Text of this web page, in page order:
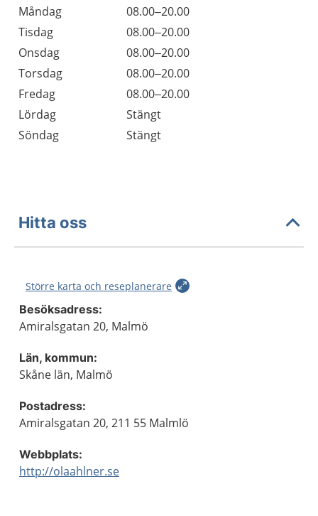
Dag
Öppettider
Kommentarer
Måndag
08.00–20.00
Tisdag
08.00–20.00
Onsdag
08.00–20.00
Torsdag
08.00–20.00
Fredag
08.00–20.00
Lördag
Stängt
Söndag
Stängt
Hitta oss
Större karta och reseplanerare
Besöksadress:
Amiralsgatan 20, Malmö
Län, kommun:
Skåne län, Malmö
Postadress:
Amiralsgatan 20, 211 55 Malmlö
Webbplats:
http://olaahlner.se